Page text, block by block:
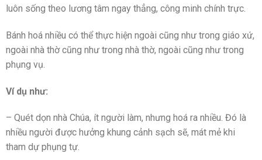
luôn sống theo lương tâm ngay thẳng, công minh chính trực.
Bánh hoá nhiều có thể thực hiện ngoài cũng như trong giáo xứ,
ngoài nhà thờ cũng như trong nhà thờ, ngoài cũng như trong
phụng vụ.
Ví dụ như:
– Quét dọn nhà Chúa, ít người làm, nhưng hoá ra nhiều. Đó là
nhiều người được hưởng khung cảnh sạch sẽ, mát mẻ khi
tham dự phụng tự.